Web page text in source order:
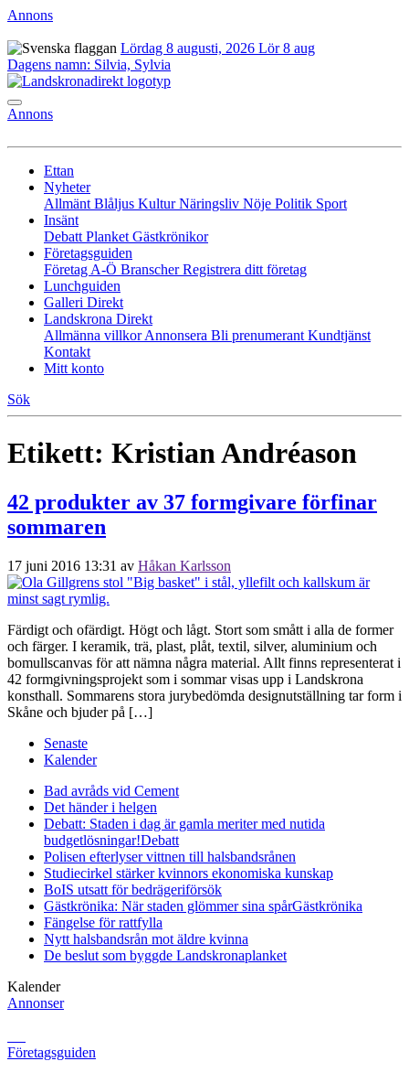
Annons
Lördag 8 augusti, 2026 Lör 8 aug
Dagens namn: Silvia, Sylvia
Annons
Ettan
Nyheter
Allmänt Blåljus KulturNäringsliv Nöje Politik Sport
Insänt
Debatt Planket Gästkrönikor
Företagsguiden
Företag A-Ö BranscherRegistrera ditt företag
Lunchguiden
Galleri Direkt
Landskrona Direkt
Allmänna villkorAnnonsera Bli prenumerant Kundtjänst
Kontakt
Mitt konto
Sök
Etikett: Kristian Andréason
42 produkter av 37 formgivare förfinar
sommaren
17 juni 2016 13:31 av Håkan Karlsson
Färdigt och ofärdigt. Högt och lågt. Stort som smått i alla de former
och färger. I keramik, trä, plast, plåt, textil, silver, aluminium och
bomullscanvas för att nämna några material. Allt finns representerat i
42 formgivningsprojekt som i sommar visas upp i Landskrona
konsthall. Sommarens stora jurybedömda designutställning tar form i
Skåne och bjuder på […]
Senaste
Kalender
Bad avråds vid Cement
Det händer i helgen
Debatt: Staden i dag är gamla meriter med nutida
budgetlösningar!Debatt
Polisen efterlyser vittnen till halsbandsrånen
Studiecirkel stärker kvinnors ekonomiska kunskap
BoIS utsatt för bedrägeriförsök
Gästkrönika: När staden glömmer sina spårGästkrönika
Fängelse för rattfylla
Nytt halsbandsrån mot äldre kvinna
De beslut som byggde Landskronaplanket
Kalender
Annonser
Företagsguiden